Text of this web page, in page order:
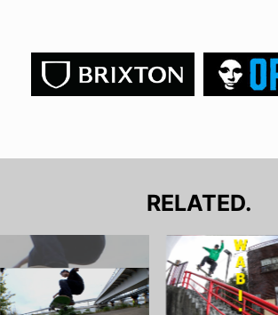
RELATED.